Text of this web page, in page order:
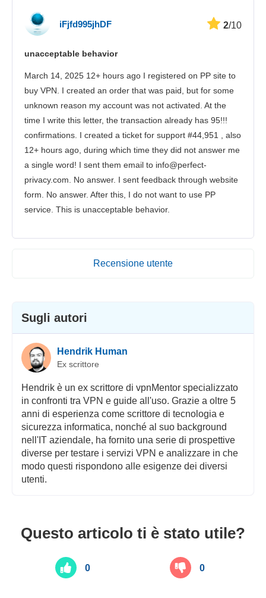
iFjfd995jhDF 2/10
unacceptable behavior
March 14, 2025 12+ hours ago I registered on PP site to
buy VPN. I created an order that was paid, but for some
unknown reason my account was not activated. At the
time I write this letter, the transaction already has 95!!!
confirmations. I created a ticket for support #44,951 , also
12+ hours ago, during which time they did not answer me
a single word! I sent them email to info@perfect-
privacy.com. No answer. I sent feedback through website
form. No answer. After this, I do not want to use PP
service. This is unacceptable behavior.
Recensione utente
Sugli autori
Hendrik Human
Ex scrittore
Hendrik è un ex scrittore di vpnMentor specializzato
in confronti tra VPN e guide all'uso. Grazie a oltre 5
anni di esperienza come scrittore di tecnologia e
sicurezza informatica, nonché al suo background
nell'IT aziendale, ha fornito una serie di prospettive
diverse per testare i servizi VPN e analizzare in che
modo questi rispondono alle esigenze dei diversi
utenti.
Questo articolo ti è stato utile?
0 0